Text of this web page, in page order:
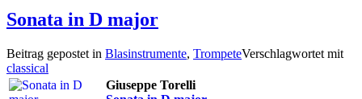
Sonata in D major
Beitrag gepostet in Blasinstrumente, TrompeteVerschlagwortet mit
classical
Giuseppe Torelli